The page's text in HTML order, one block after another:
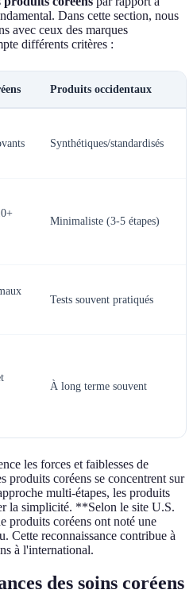
Dans cette section, nous
avec ceux des marques
différents critères :
Produits occidentaux
Synthétiques/standardisés
Minimaliste (3-5 étapes)
Tests souvent pratiqués
À long terme souvent
les forces et faiblesses de
produits coréens se concentrent sur
multi-étapes, les produits
la simplicité. **Selon le site U.S.
produits coréens ont noté une
Cette reconnaissance contribue à
à l'international.
des soins coréens